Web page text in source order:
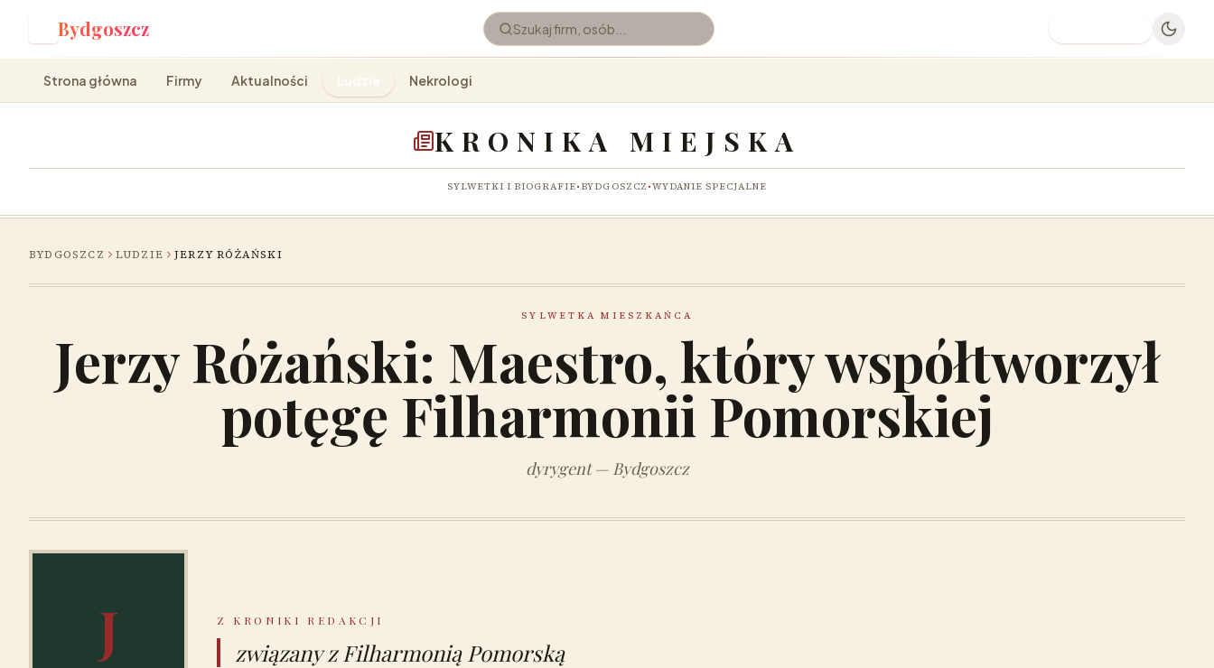
Bydgoszcz
Strona główna Firmy Aktualności Ludzie Nekrologi
KRONIKA MIEJSKA
SYLWETKI I BIOGRAFIE• BYDGOSZCZ •WYDANIE SPECJALNE
BYDGOSZCZ LUDZIE JERZY RÓŻAŃSKI
SYLWETKA MIESZKAŃCA
Jerzy Różański: Maestro, który współtworzył
potęgę Filharmonii Pomorskiej
dyrygent — Bydgoszcz
J Z KRONIKI REDAKCJI
związany z Filharmonią Pomorską